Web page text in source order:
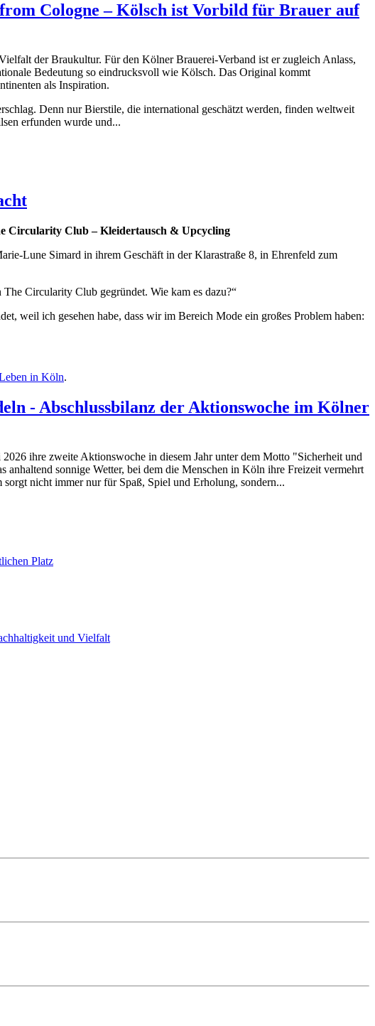
Cologne – Kölsch ist Vorbild für Brauer auf
der Braukultur. Für den Kölner Brauerei-Verband ist er zugleich Anlass,
Bedeutung so eindrucksvoll wie Kölsch. Das Original kommt
als Inspiration.
Denn nur Bierstile, die international geschätzt werden, finden weltweit
erfunden wurde und...
Circularity Club – Kleidertausch & Upcycling
Lune Simard in ihrem Geschäft in der Klarastraße 8, in Ehrenfeld zum
Circularity Club gegründet. Wie kam es dazu?“
weil ich gesehen habe, dass wir im Bereich Mode ein großes Problem haben:
in Köln.
- Abschlussbilanz der Aktionswoche im Kölner
ihre zweite Aktionswoche in diesem Jahr unter dem Motto "Sicherheit und
sonnige Wetter, bei dem die Menschen in Köln ihre Freizeit vermehrt
nicht immer nur für Spaß, Spiel und Erholung, sondern...
Platz
und Vielfalt